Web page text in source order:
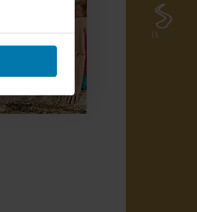
13 / 13